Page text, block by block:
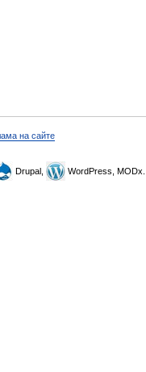
на сайте
Drupal, WordPress, MODx.